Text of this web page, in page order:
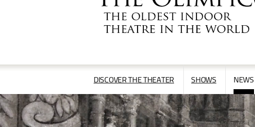
sito
DISCOVER THE THEATER APRI/CHIUDI
IL
MENÙ
SHOWSAPRI/CHIUDI
IL
MENÙ
NEWS